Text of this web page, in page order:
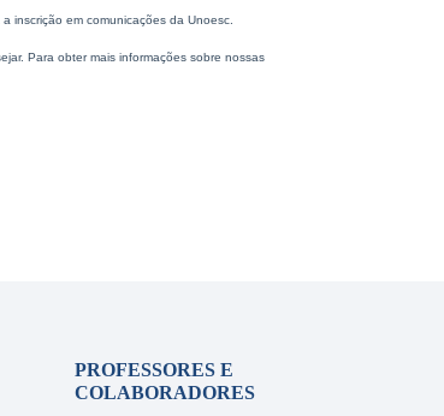
PROFESSORES E
COLABORADORES